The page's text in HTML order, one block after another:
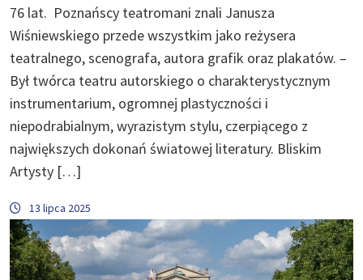
76 lat. Poznańscy teatromani znali Janusza
Wiśniewskiego przede wszystkim jako reżysera
teatralnego, scenografa, autora grafik oraz plakatów. –
Był twórca teatru autorskiego o charakterystycznym
instrumentarium, ogromnej plastyczności i
niepodrabialnym, wyrazistym stylu, czerpiącego z
największych dokonań światowej literatury. Bliskim
Artysty […]
13 lipca 2025